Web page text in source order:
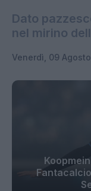
Dato
nel mirino
Venerdì, 09